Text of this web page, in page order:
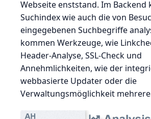
Webseite enststand. Im Backend
Suchindex wie auch die von
eingegebenen Suchbegriffe
kommen Werkzeuge, wie
Header-Analyse, SSL-Check und
Annehmlichkeiten, wie der
webbasierte Updater oder die
Verwaltungsmöglichkeit